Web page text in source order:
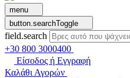
menu
button.searchToggle
field.search
+30 800 3000400
Είσοδος ή Εγγραφή
Καλάθι Αγορών